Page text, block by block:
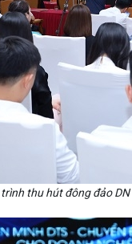
thu hút đông đảo